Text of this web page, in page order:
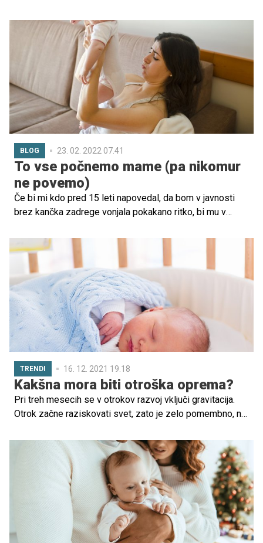
čevljev "za vsak primer" (in vedno se je izkazalo, da niso
potovali zaman). Po prihodu prvorojenca Matevža pa je
pakiranje postalo pravi podvig. Pred odhodom se je
avtomobil šibil pod težo ogromno prtljage, pretežno
namenjene negi enega samcatega dojenčka. Prtljažnik je
bil napolnjen vse do vrha, na strehi je bil prenapolnjen
potovalni kovček in prtljago, ki je nisva mogla stlačiti
drugam, sva porinila pod avtomobilske sedeže.
BLOG 23. 02. 2022 07.41
To vse počnemo mame (pa nikomur
ne povemo)
Če bi mi kdo pred 15 leti napovedal, da bom v javnosti
brez kančka zadrege vonjala pokakano ritko, bi mu v
zarečenega kruha se največ poje.
TRENDI 16. 12. 2021 19.18
Kakšna mora biti otroška oprema?
Pri treh mesecih se v otrokov razvoj vključi gravitacija.
Otrok začne raziskovati svet, zato je zelo pomembno, na
pravo posteljico, voziček, avtosedež?